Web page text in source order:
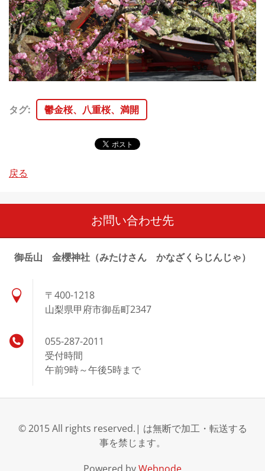
タグ: 鬱金桜、八重桜、満開
戻る
お問い合わせ先
御岳山 金櫻神社（みたけさん かなざくらじんじゃ）
〒400-1218
山梨県甲府市御岳町2347
055-287-2011
受付時間
午前9時～午後5時まで
© 2015 All rights reserved.| は無断で加工・転送する
事を禁じます。